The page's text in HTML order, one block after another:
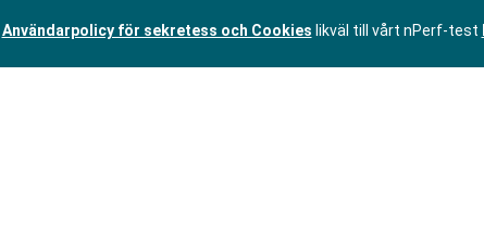
Användarpolicy för sekretess och Cookies likväl till vårt nPerf-test